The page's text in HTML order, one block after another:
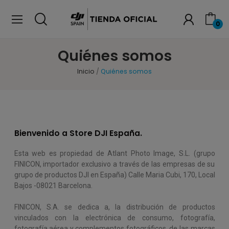
0
Quiénes somos
Inicio Quiénes somos
Bienvenido a Store DJI España.
Esta web es propiedad de Atlant Photo Image, S.L. (grupo
FINICON, importador exclusivo a través de las empresas de su
grupo de productos DJI en España) Calle Maria Cubi, 170, Local
Bajos -08021 Barcelona.
FINICON, S.A. se dedica a, la distribución de productos
vinculados con la electrónica de consumo, fotografía,